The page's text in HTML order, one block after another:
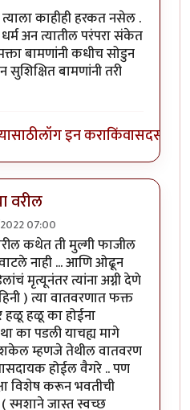
त्याला काहीही हरकत नसेल .
अन त्यातील परंपरा संकेत
बामणांनी कधीच सोडुन
सुशिक्षित बामणांनी तरी
लॉग इन कराकिंवासदस्य व्हा
वरील
07:00
प्रसाद गोडबोले
वरील कथेत ती मुल्गी फाजील
नाही ... आणि ओढून
मृत्यूनंतर त्यांना अग्नी देणे
) त्या वातवरणात फक्त
हळू हळू का होईना
का पडली याचह्य मागे
म्हणजे तेथील वातवरण
होईल वैगरे .. पण
विशेष करून भवतीची
स्मशाने जास्त स्वच्छ